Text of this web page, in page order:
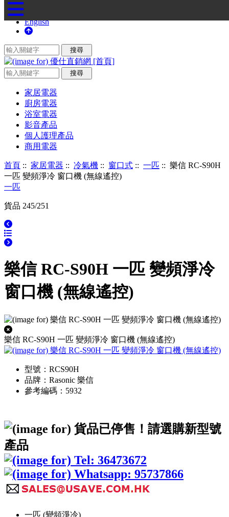
English
家居電器
廚房電器
浴室電器
影音產品
個人護理產品
商用電器
首頁 :: 家居電器 :: 冷氣機 :: 窗口式 :: 一匹 :: 樂信 RC-S90H
一匹 變頻淨冷 窗口機 (無線遙控)
一匹
貨品 245/251
樂信 RC-S90H 一匹 變頻淨冷
窗口機 (無線遙控)
樂信 RC-S90H 一匹 變頻淨冷 窗口機 (無線遙控)
型號：RCS90H
品牌：Rasonic 樂信
參考編碼：5932
一匹 (變頻淨冷)